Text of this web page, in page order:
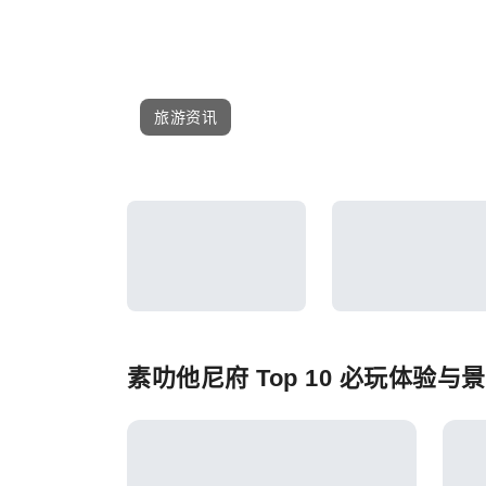
旅游资讯
素叻他尼府 Top 10 必玩体验与